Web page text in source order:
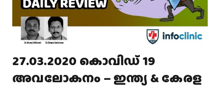
27.03.2020 കൊവിഡ് 19
അവലോകനം – ഇന്ത്യ & കേരള